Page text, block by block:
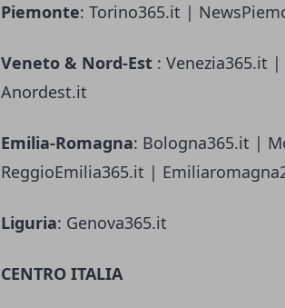
Piemonte: Torino365.it |
Veneto & Nord-Est : Venezia365.it
Anordest.it
Emilia-Romagna: Bologna365.it |
ReggioEmilia365.it |
Liguria: Genova365.it
CENTRO ITALIA